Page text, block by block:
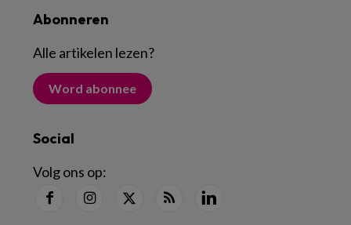
Abonneren
Alle artikelen lezen?
Word abonnee
Social
Volg ons op: